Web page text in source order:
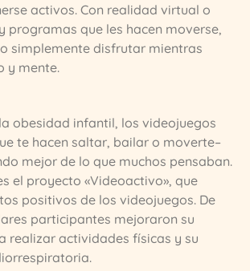
activos. Con realidad virtual o
programas que les hacen moverse,
simplemente disfrutar mientras
y mente.
obesidad infantil, los videojuegos
te hacen saltar, bailar o moverte–
mejor de lo que muchos pensaban.
el proyecto «Videoactivo», que
positivos de los videojuegos. De
participantes mejoraron su
realizar actividades físicas y su